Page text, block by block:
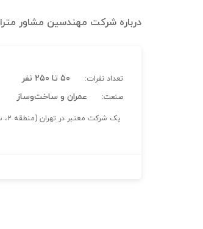
درباره شرکت مهندسین مشاور مترا
تعداد نفرات: ۵۰ تا ۲۵۰ نفر
صنعت: عمران و ساخت‌وساز
یک شرکت معتبر در تهران (منطقه ۲، سعادت آباد) در زمینه مهندسی مشاور.